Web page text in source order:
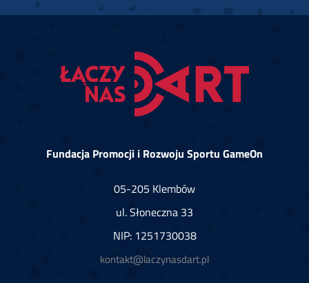
Fundacja Promocji i Rozwoju Sportu GameOn
05-205 Klembów
ul. Słoneczna 33
NIP: 1251730038
kontakt@laczynasdart.pl